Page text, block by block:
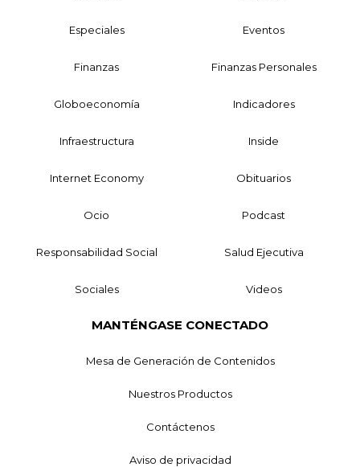
Especiales Eventos
Finanzas Finanzas Personales
Globoeconomía Indicadores
Infraestructura Inside
Internet Economy Obituarios
Ocio Podcast
Responsabilidad Social Salud Ejecutiva
Sociales Videos
MANTÉNGASE CONECTADO
Mesa de Generación de Contenidos
Nuestros Productos
Contáctenos
Aviso de privacidad